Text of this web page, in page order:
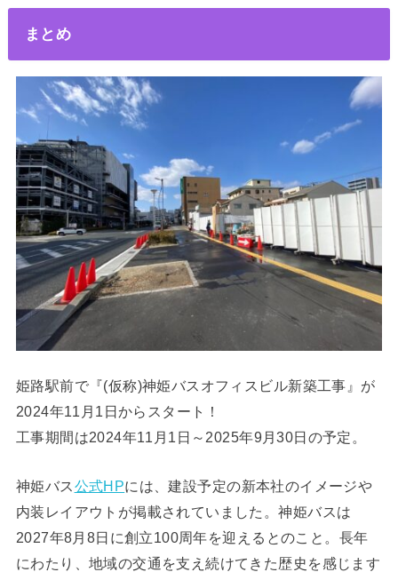
まとめ
姫路駅前で『(仮称)神姫バスオフィスビル新築工事』が
2024年11月1日からスタート！
工事期間は2024年11月1日～2025年9月30日の予定。
神姫バス 公式HPには、建設予定の新本社のイメージや
内装レイアウトが掲載されていました。神姫バスは
2027年8月8日に創立100周年を迎えるとのこと。長年
にわたり、地域の交通を支え続けてきた歴史を感じます